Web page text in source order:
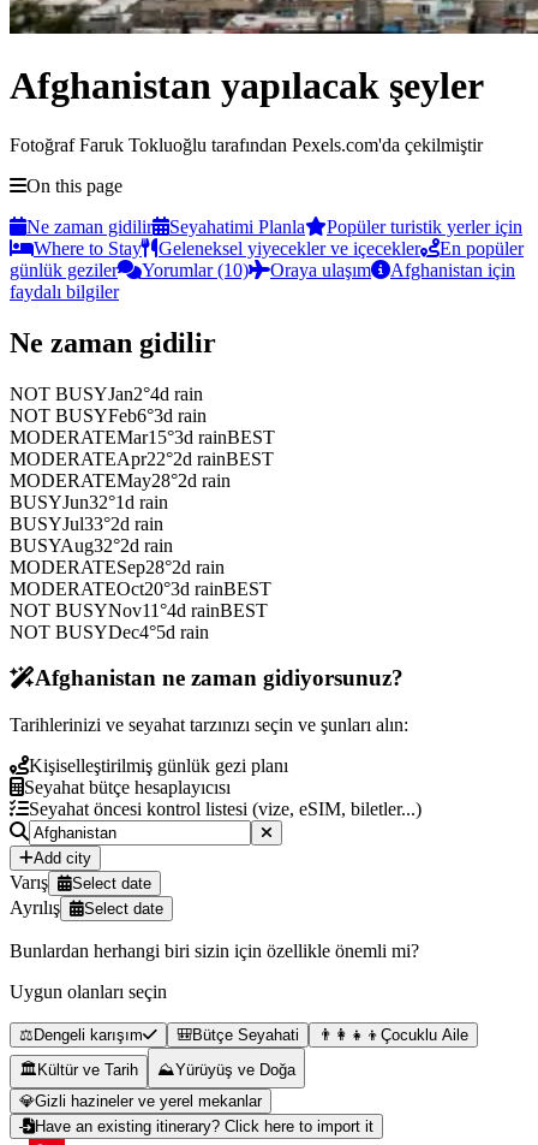
Afghanistan yapılacak şeyler
Fotoğraf Faruk Tokluoğlu tarafından Pexels.com'da çekilmiştir
On this page
Ne zaman gidilir
Seyahatimi Planla
Popüler turistik yerler için
Where to Stay
Geleneksel yiyecekler ve içecekler
En popüler
günlük geziler
Yorumlar (10) Oraya ulaşım
Afghanistan için
faydalı bilgiler
Ne zaman gidilir
NOT BUSYJan2°4d rain
NOT BUSYFeb6°3d rain
MODERATEMar15°3d rainBEST
MODERATEApr22°2d rainBEST
MODERATEMay28°2d rain
BUSYJun32°1d rain
BUSYJul33°2d rain
BUSYAug32°2d rain
MODERATESep28°2d rain
MODERATEOct20°3d rainBEST
NOT BUSYNov11°4d rainBEST
NOT BUSYDec4°5d rain
Afghanistan ne zaman gidiyorsunuz?
Tarihlerinizi ve seyahat tarzınızı seçin ve şunları alın:
Kişiselleştirilmiş günlük gezi planı
Seyahat bütçe hesaplayıcısı
Seyahat öncesi kontrol listesi (vize, eSIM, biletler...)
Add city
Varış Select date
Ayrılış Select date
Bunlardan herhangi biri sizin için özellikle önemli mi?
Uygun olanları seçin
⚖️ Dengeli karışım 🎒Bütçe Seyahati 👨‍👩‍👧‍👦 Çocuklu Aile
🏛️ Kültür ve Tarih ⛰️Yürüyüş ve Doğa
💎Gizli hazineler ve yerel mekanlar
Have an existing itinerary? Click here to import it